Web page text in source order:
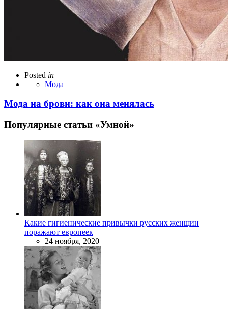
Posted in
Мода
Мода на брови: как она менялась
Популярные статьи «Умной»
Какие гигиенические привычки русских женщин
поражают европеек
24 ноября, 2020